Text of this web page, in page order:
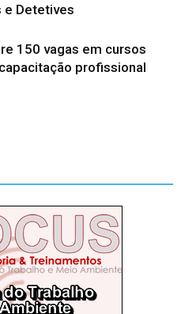
e Detetives
150 vagas em cursos
profissional